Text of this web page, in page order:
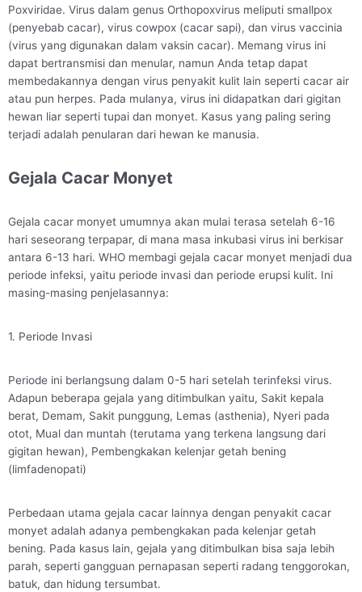
Poxviridae. Virus dalam genus Orthopoxvirus meliputi smallpox
(penyebab cacar), virus cowpox (cacar sapi), dan virus vaccinia
(virus yang digunakan dalam vaksin cacar). Memang virus ini
dapat bertransmisi dan menular, namun Anda tetap dapat
membedakannya dengan virus penyakit kulit lain seperti cacar air
atau pun herpes. Pada mulanya, virus ini didapatkan dari gigitan
hewan liar seperti tupai dan monyet. Kasus yang paling sering
terjadi adalah penularan dari hewan ke manusia.
Gejala Cacar Monyet
Gejala cacar monyet umumnya akan mulai terasa setelah 6-16
hari seseorang terpapar, di mana masa inkubasi virus ini berkisar
antara 6-13 hari. WHO membagi gejala cacar monyet menjadi dua
periode infeksi, yaitu periode invasi dan periode erupsi kulit. Ini
masing-masing penjelasannya:
1. Periode Invasi
Periode ini berlangsung dalam 0-5 hari setelah terinfeksi virus.
Adapun beberapa gejala yang ditimbulkan yaitu, Sakit kepala
berat, Demam, Sakit punggung, Lemas (asthenia), Nyeri pada
otot, Mual dan muntah (terutama yang terkena langsung dari
gigitan hewan), Pembengkakan kelenjar getah bening
(limfadenopati)
Perbedaan utama gejala cacar lainnya dengan penyakit cacar
monyet adalah adanya pembengkakan pada kelenjar getah
bening. Pada kasus lain, gejala yang ditimbulkan bisa saja lebih
parah, seperti gangguan pernapasan seperti radang tenggorokan,
batuk, dan hidung tersumbat.